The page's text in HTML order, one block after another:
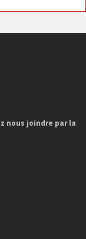
nous joindre par la